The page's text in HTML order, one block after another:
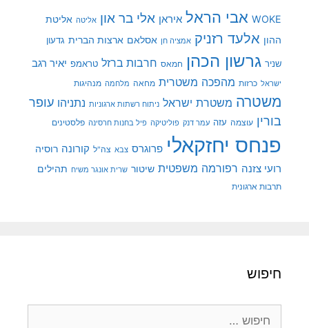
WOKE אבי הראל איראן אלי בר און אליטה אליטת
ההון אלעד רזניק אמציה חן אסלאם ארצות הברית גדעון
שניר גרשון הכהן חמאס חרבות ברזל טראמפ יאיר רגב
ישראל כרזות מהפכה משטרית מחאה מלחמה מנהיגות
משטרה משטרת ישראל ניתוח רשתות ארגוניות נתניהו עופר
בורין עוצמה עזה עמר דנק פוליטיקה פיל בחנות חרסינה פלסטינים
פנחס יחזקאלי פרוגרס צבא צה"ל קורונה רוסיה
רועי צזנה רפורמה משפטית שיטור שרית אונגר משיח תהילים
תרבות ארגונית
חיפוש